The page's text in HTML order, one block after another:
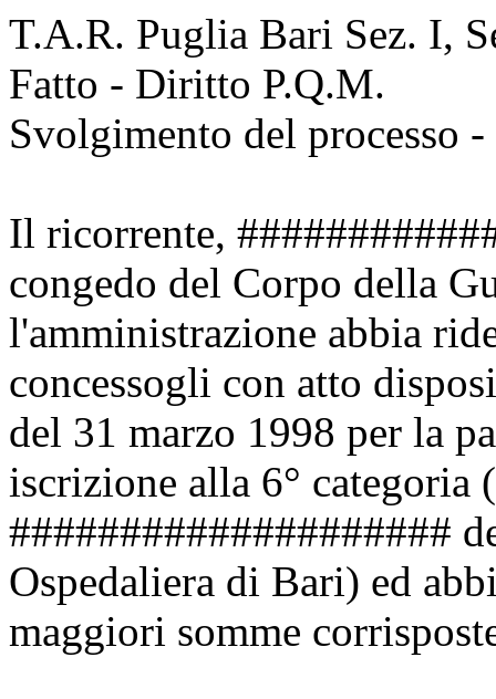
T.A.R. Puglia Bari Sez. I,
Fatto - Diritto P.Q.M.
Svolgimento del processo
Il ricorrente,
congedo del Corpo della
l'amministrazione abbia
concessogli con atto
del 31 marzo 1998 per la
iscrizione alla 6° categoria
####################
Ospedaliera di Bari) ed
maggiori somme